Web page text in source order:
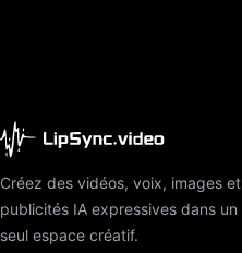
Créez des vidéos, voix, images et
publicités IA expressives dans un
seul espace créatif.